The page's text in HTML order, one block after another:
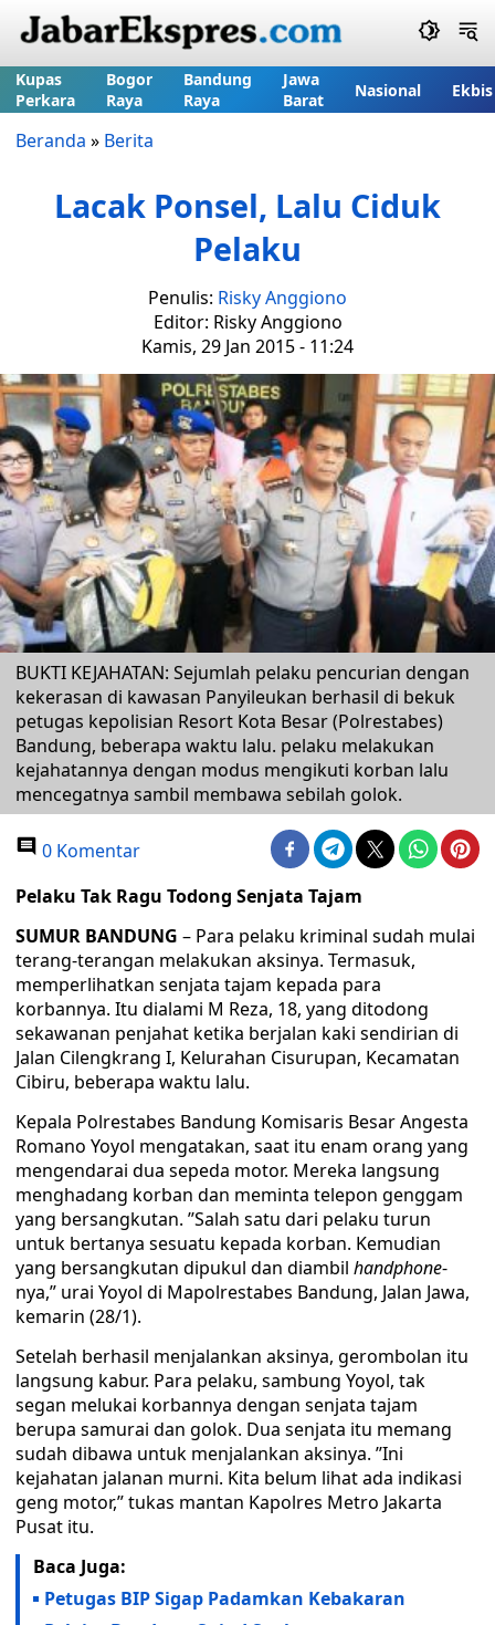
Kupas
Perkara
Bogor
Raya
Bandung
Raya
Jawa
Barat
Nasional Ekbis
Beranda » Berita
Lacak Ponsel, Lalu Ciduk
Pelaku
Penulis: Risky Anggiono
Editor: Risky Anggiono
Kamis, 29 Jan 2015 - 11:24
BUKTI KEJAHATAN: Sejumlah pelaku pencurian dengan
kekerasan di kawasan Panyileukan berhasil di bekuk
petugas kepolisian Resort Kota Besar (Polrestabes)
Bandung, beberapa waktu lalu. pelaku melakukan
kejahatannya dengan modus mengikuti korban lalu
mencegatnya sambil membawa sebilah golok.
0 Komentar
Pelaku Tak Ragu Todong Senjata Tajam
SUMUR BANDUNG – Para pelaku kriminal sudah mulai
terang-terangan melakukan aksinya. Termasuk,
memperlihatkan senjata tajam kepada para
korbannya. Itu dialami M Reza, 18, yang ditodong
sekawanan penjahat ketika berjalan kaki sendirian di
Jalan Cilengkrang I, Kelurahan Cisurupan, Kecamatan
Cibiru, beberapa waktu lalu.
Kepala Polrestabes Bandung Komisaris Besar Angesta
Romano Yoyol mengatakan, saat itu enam orang yang
mengendarai dua sepeda motor. Mereka langsung
menghadang korban dan meminta telepon genggam
yang bersangkutan. ’’Salah satu dari pelaku turun
untuk bertanya sesuatu kepada korban. Kemudian
yang bersangkutan dipukul dan diambil handphone-
nya,” urai Yoyol di Mapolrestabes Bandung, Jalan Jawa,
kemarin (28/1).
Setelah berhasil menjalankan aksinya, gerombolan itu
langsung kabur. Para pelaku, sambung Yoyol, tak
segan melukai korbannya dengan senjata tajam
berupa samurai dan golok. Dua senjata itu memang
sudah dibawa untuk menjalankan aksinya. ’’Ini
kejahatan jalanan murni. Kita belum lihat ada indikasi
geng motor,” tukas mantan Kapolres Metro Jakarta
Pusat itu.
Baca Juga:
Petugas BIP Sigap Padamkan Kebakaran